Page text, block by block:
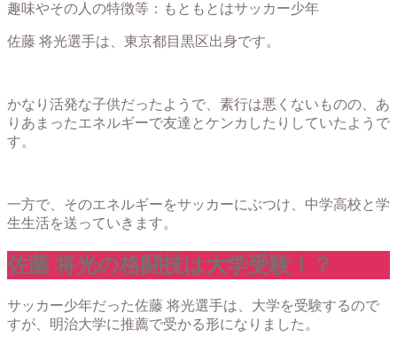
趣味やその人の特徴等：もともとはサッカー少年
佐藤 将光選手は、東京都目黒区出身です。
かなり活発な子供だったようで、素行は悪くないものの、あ
りあまったエネルギーで友達とケンカしたりしていたようで
す。
一方で、そのエネルギーをサッカーにぶつけ、中学高校と学
生生活を送っていきます。
佐藤 将光の格闘技は大学受験！？
サッカー少年だった佐藤 将光選手は、大学を受験するので
すが、明治大学に推薦で受かる形になりました。